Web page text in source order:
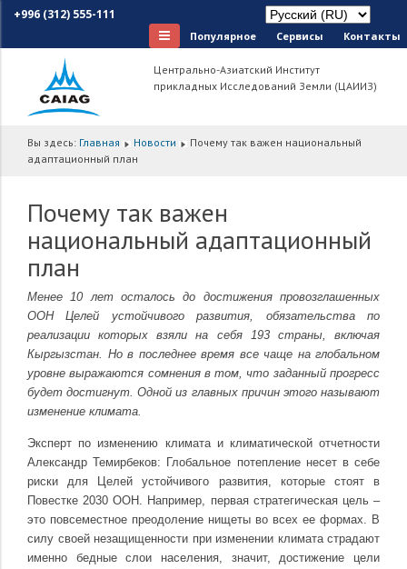
+996 (312) 555-111
Популярное Сервисы Контакты
Центрально-Азиатский Институт
прикладных Исследований Земли (ЦАИИЗ)
Вы здесь: Главная Новости
Почему так важен национальный
адаптационный план
Почему так важен
национальный адаптационный
план
Менее 10 лет осталось до достижения провозглашенных
ООН Целей устойчивого развития, обязательства по
реализации которых взяли на себя 193 страны, включая
Кыргызстан. Но в последнее время все чаще на глобальном
уровне выражаются сомнения в том, что заданный прогресс
будет достигнут. Одной из главных причин этого называют
изменение климата.
Эксперт по изменению климата и климатической отчетности
Александр Темирбеков: Глобальное потепление несет в себе
риски для Целей устойчивого развития, которые стоят в
Повестке 2030 ООН. Например, первая стратегическая цель –
это повсеместное преодоление нищеты во всех ее формах. В
силу своей незащищенности при изменении климата страдают
именно бедные слои населения, значит, достижение цели